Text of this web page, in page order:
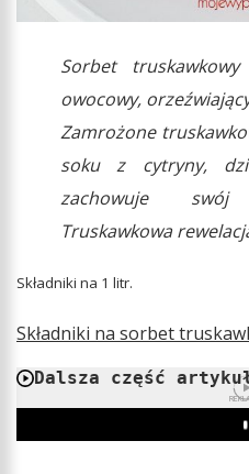
Sorbet
owocowy,
Zamrożone
soku z cytryny,
zachowuje
Truskawkowa
Składniki na 1 litr.
Składniki na sorbet
Dalsza część